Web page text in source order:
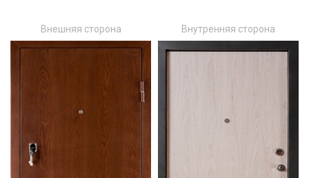
Внешняя сторона Внутренняя сторона